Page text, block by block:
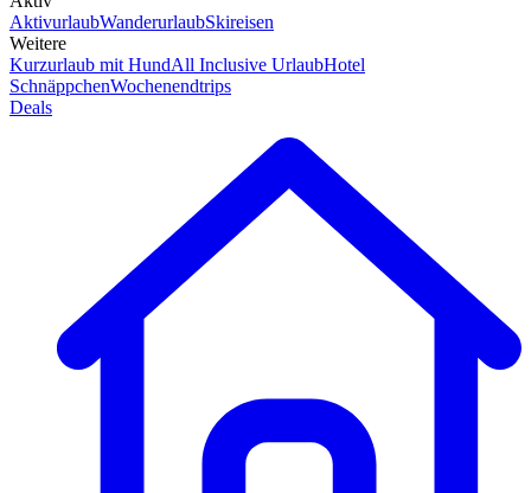
AktivurlaubWanderurlaubSkireisen
Weitere
Kurzurlaub mit HundAll Inclusive UrlaubHotel
SchnäppchenWochenendtrips
Deals